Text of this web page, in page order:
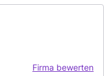
Firma bewerten